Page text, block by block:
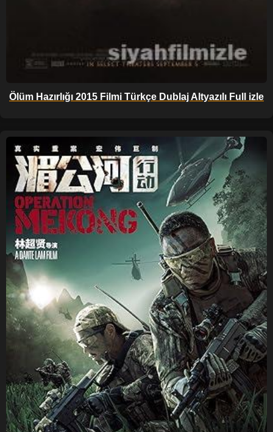
Ölüm Hazırlığı 2015 Filmi Türkçe Dublaj Altyazılı Full izle